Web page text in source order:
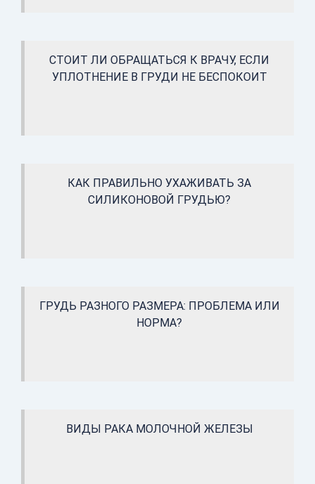
СТОИТ ЛИ ОБРАЩАТЬСЯ К ВРАЧУ, ЕСЛИ
УПЛОТНЕНИЕ В ГРУДИ НЕ БЕСПОКОИТ
КАК ПРАВИЛЬНО УХАЖИВАТЬ ЗА
СИЛИКОНОВОЙ ГРУДЬЮ?
ГРУДЬ РАЗНОГО РАЗМЕРА: ПРОБЛЕМА ИЛИ
НОРМА?
ВИДЫ РАКА МОЛОЧНОЙ ЖЕЛЕЗЫ